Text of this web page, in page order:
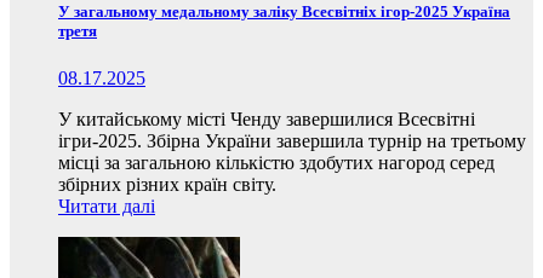
У загальному медальному заліку Всесвітніх ігор-2025 Україна
третя
08.17.2025
У китайському місті Ченду завершилися Всесвітні
ігри-2025. Збірна України завершила турнір на третьому
місці за загальною кількістю здобутих нагород серед
збірних різних країн світу.
Читати далі